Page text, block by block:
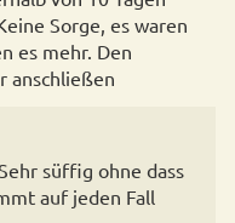
Sorge, es waren
es mehr. Den
anschließen
süffig ohne dass
auf jeden Fall